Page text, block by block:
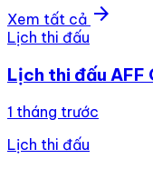
Xem tất cả arrow_forward
Lịch thi đấu
Lịch thi đấu AFF
1 tháng trước
Lịch thi đấu